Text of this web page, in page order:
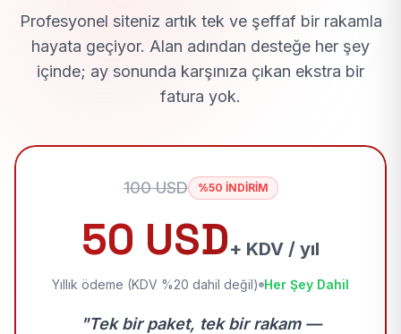
Profesyonel siteniz artık tek ve şeffaf bir rakamla
hayata geçiyor. Alan adından desteğe her şey
içinde; ay sonunda karşınıza çıkan ekstra bir
fatura yok.
100 USD %50 İNDİRİM
50 USD+ KDV / yıl
Yıllık ödeme (KDV %20 dahil değil) Her Şey Dahil
"Tek bir paket, tek bir rakam —